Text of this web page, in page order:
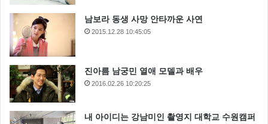
남보라 동생 사망 안타까운 사연
2015.12.28 10:45:05
진아름 남궁민 열애 모델과 배우
2016.02.26 10:20:25
내 아이디는 강남미인 촬영지 대학교 수원캠퍼